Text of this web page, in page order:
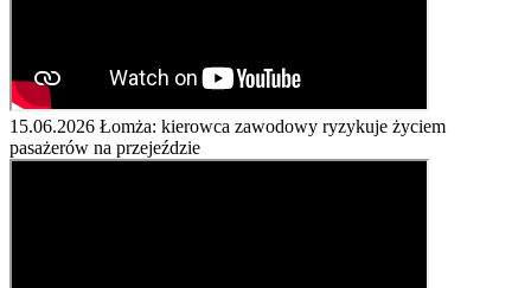
15.06.2026 Łomża: kierowca zawodowy ryzykuje życiem
pasażerów na przejeździe